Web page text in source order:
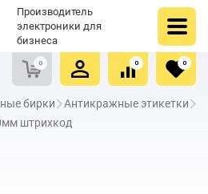
Производитель
электроники для
бизнеса
0
список сравнения
0
избранное
0
бирки
Антикражные этикетки
штрихкод